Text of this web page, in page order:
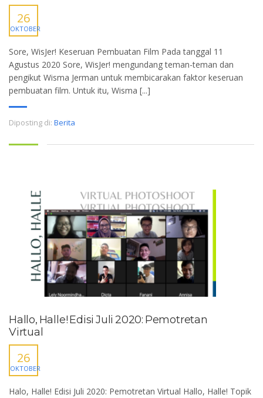
26
OKTOBER
Sore, WisJer! Keseruan Pembuatan Film Pada tanggal 11
Agustus 2020 Sore, WisJer! mengundang teman-teman dan
pengikut Wisma Jerman untuk membicarakan faktor keseruan
pembuatan film. Untuk itu, Wisma [...]
Diposting di: Berita
Hallo, Halle! Edisi Juli 2020: Pemotretan
Virtual
26
OKTOBER
Halo, Halle! Edisi Juli 2020: Pemotretan Virtual Hallo, Halle! Topik